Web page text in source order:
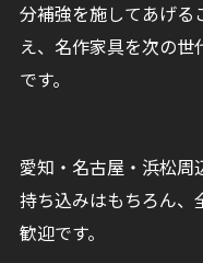
分補強を施してあげ
え、名作家具を次の
です。
愛知・名古屋・浜松周
持ち込みはもちろん、
歓迎です。